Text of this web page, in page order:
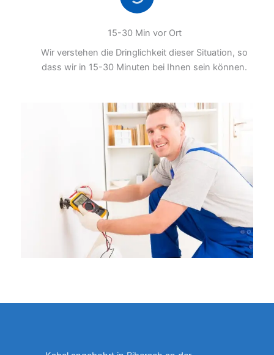
15-30 Min vor Ort
Wir verstehen die Dringlichkeit dieser Situation, so
dass wir in 15-30 Minuten bei Ihnen sein können.